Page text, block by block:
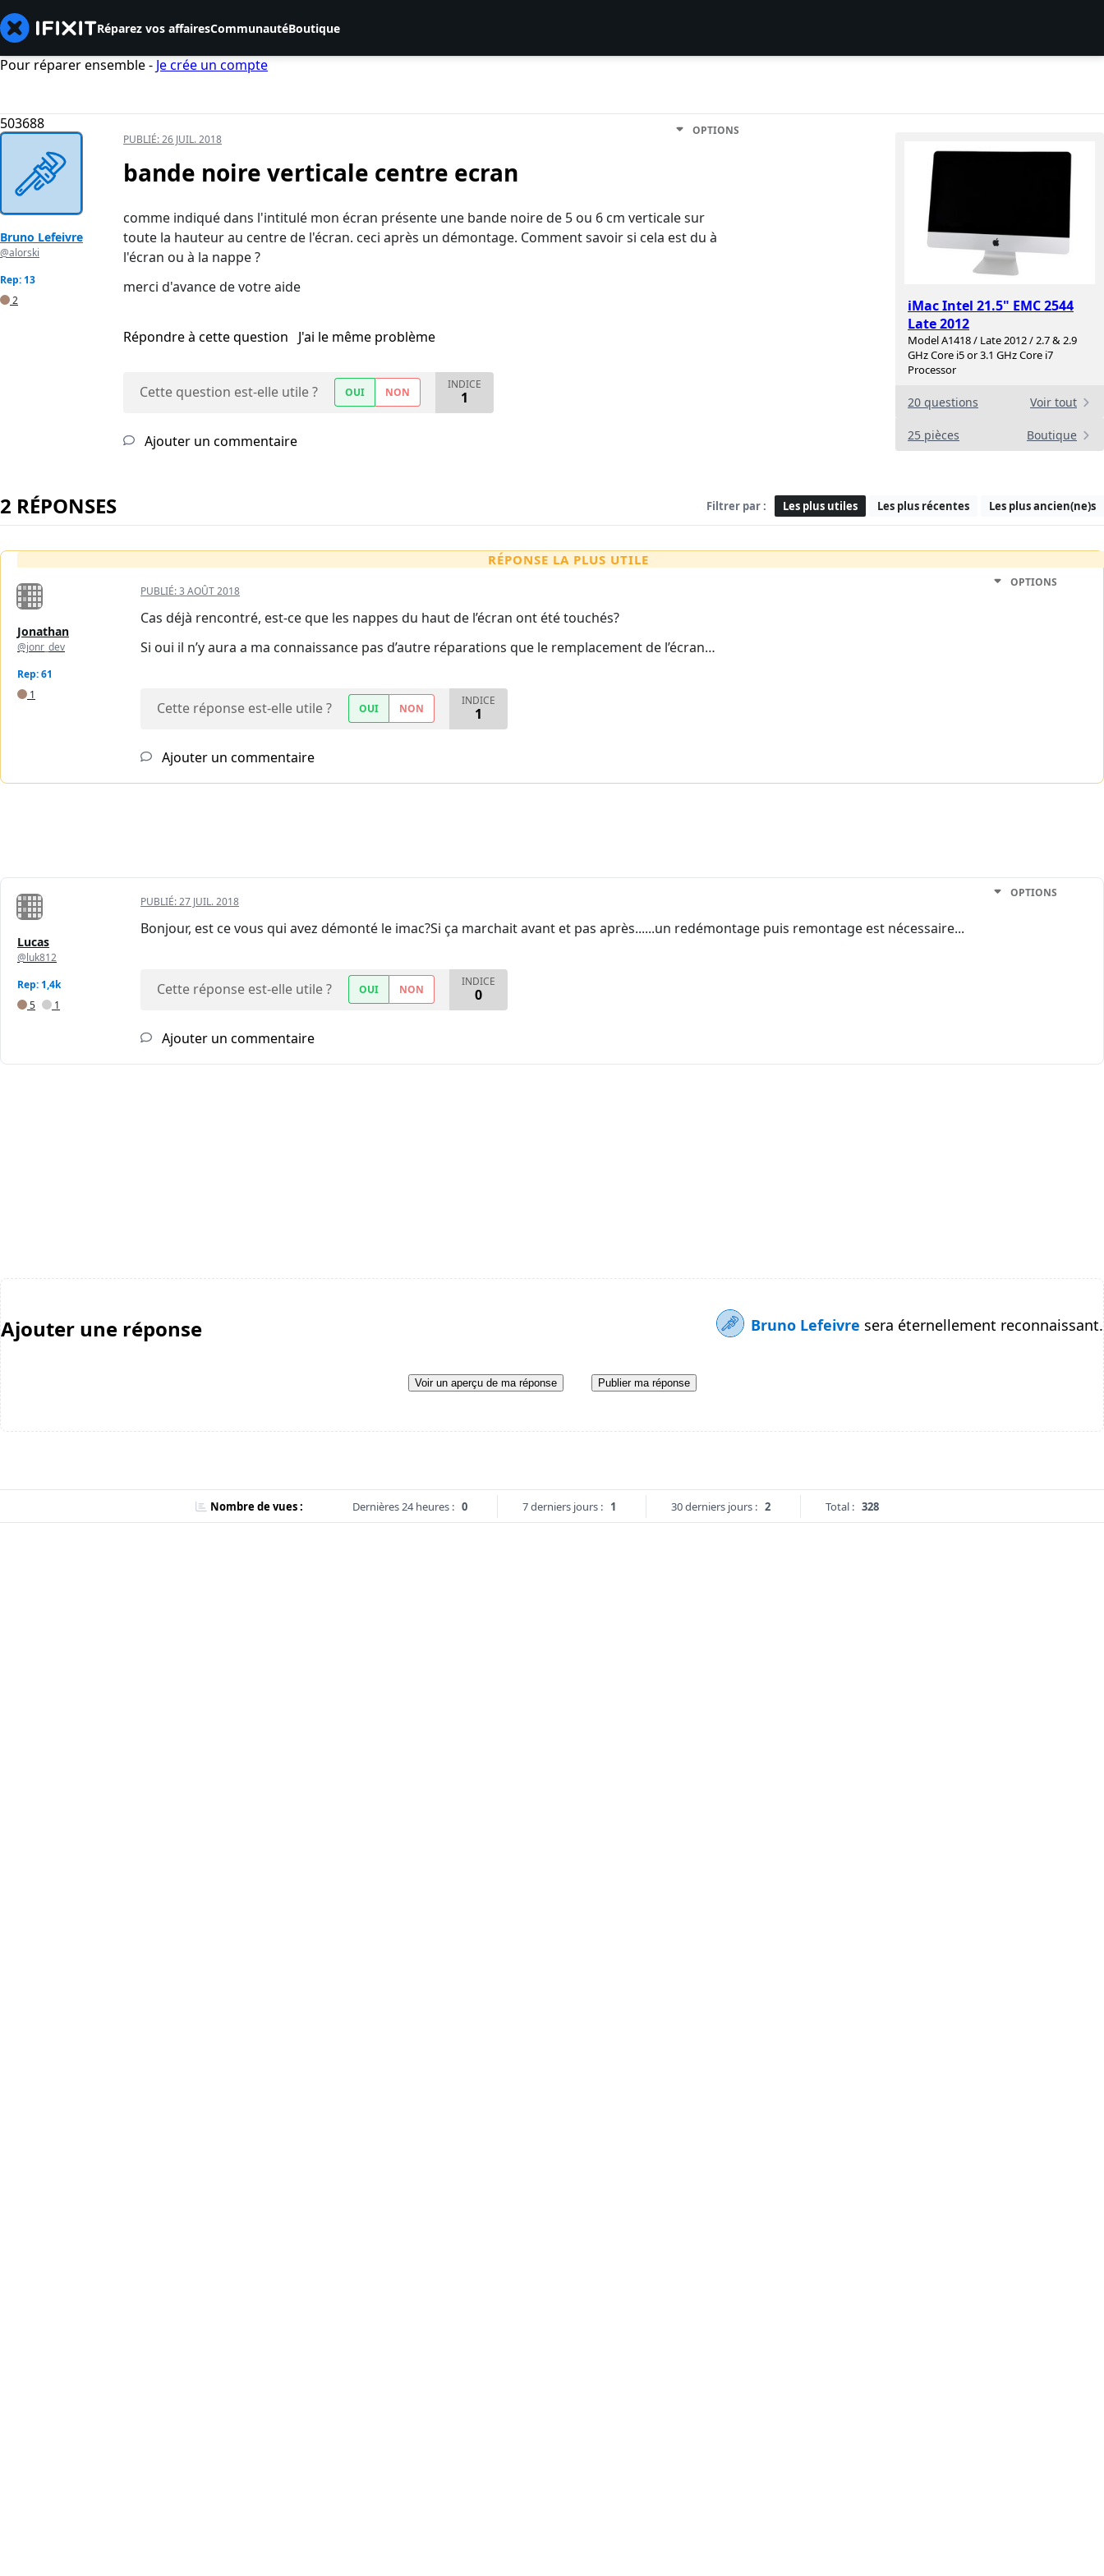
Réparez vos affairesCommunautéBoutique
Pour réparer ensemble - Je crée un compte
503688
iMac Intel 21.5" EMC 2544
Late 2012
Model A1418 / Late 2012 / 2.7 & 2.9
GHz Core i5 or 3.1 GHz Core i7
Processor
20 questions Voir tout
25 pièces Boutique
Bruno Lefeivre
@alorski
Rep: 13
2
PUBLIÉ:26 JUIL. 2018
OPTIONS
bande noire verticale centre ecran
comme indiqué dans l'intitulé mon écran présente une bande noire de 5 ou 6 cm verticale sur
toute la hauteur au centre de l'écran. ceci après un démontage. Comment savoir si cela est du à
l'écran ou à la nappe ?
merci d'avance de votre aide
Répondre à cette question J'ai le même problème
Cette question est-elle utile ? OUI NON
INDICE
1
Ajouter un commentaire
2 RÉPONSES Filtrer par : Les plus utiles Les plus récentes Les plus ancien(ne)s
RÉPONSE LA PLUS UTILE
Jonathan
@jonr_dev
Rep: 61
1
PUBLIÉ:3 AOÛT 2018
OPTIONS
Cas déjà rencontré, est-ce que les nappes du haut de l’écran ont été touchés?
Si oui il n’y aura a ma connaissance pas d’autre réparations que le remplacement de l’écran…
Cette réponse est-elle utile ? OUI NON
INDICE
1
Ajouter un commentaire
Lucas
@luk812
Rep: 1,4k
5
1
PUBLIÉ:27 JUIL. 2018
OPTIONS
Bonjour, est ce vous qui avez démonté le imac?Si ça marchait avant et pas après......un redémontage puis remontage est nécessaire...
Cette réponse est-elle utile ? OUI NON
INDICE
0
Ajouter un commentaire
Ajouter une réponse Bruno Lefeivre sera éternellement reconnaissant.
Voir un aperçu de ma réponse Publier ma réponse
Nombre de vues : Dernières 24 heures : 0 7 derniers jours : 1 30 derniers jours : 2 Total : 328